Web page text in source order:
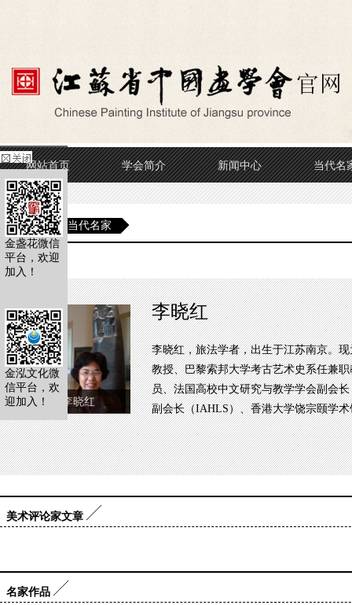
网站首页 学会简介 新闻中心 当代名
当前位置 当代名家
当代名家
李晓红
李晓红
李晓红，旅法学者，出生于江苏南京。
教授、巴黎索邦大学考古艺术史系任兼
员、法国高校中文研究与教学学会副会
副会长（IAHLS）、香港大学饶宗颐学
美术评论家文章
名家作品
金盏花微信
平台，欢迎
加入！
金泓文化微
信平台，欢
迎加入！